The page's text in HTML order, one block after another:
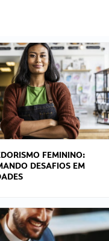
FEMININO:
DESAFIOS EM